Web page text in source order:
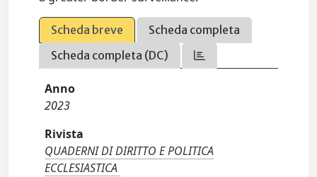
Scheda breve
Scheda completa
Scheda completa (DC)
Anno
2023
Rivista
QUADERNI DI DIRITTO E POLITICA
ECCLESIASTICA